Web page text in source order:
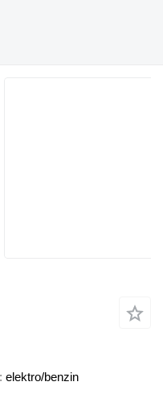
elektro/benzin